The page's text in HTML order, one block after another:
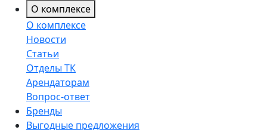
О комплексе
О комплексе
Новости
Статьи
Отделы ТК
Арендаторам
Вопрос-ответ
Бренды
Выгодные предложения